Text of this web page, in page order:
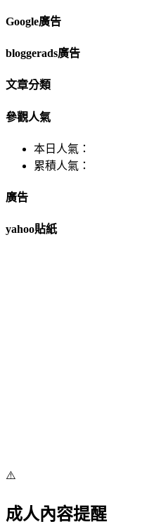
Google廣告
bloggerads廣告
文章分類
參觀人氣
本日人氣：
累積人氣：
廣告
yahoo貼紙
⚠️
成人內容提醒